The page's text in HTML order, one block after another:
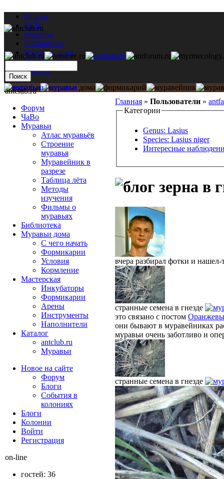
Форум
ЧаВо
Муравьи
Библиотека
Муравьи дома
Мастерская
Каталог
Главная » Пользователи »
Категории
Genus: Lasius
Species: Lasius niger
Интересные
зерна в
вчера разбирал фотки и
странные семена в гнезде
это связано с постом
они бывают в муравейниках
муравьи очень заботливо и
странные семена в гнезде
antclub.ru
Форум
ЧаВо
Муравьи
Атлас муравьёв
Строение
муравья
Муравейник в
разрезе
Таблица лёта
Методы
изучения
Фильмы о
муравьях
Библиотека
Муравьи дома
С чего начать
Формикарии
Условия
Кормление
Мастерская
Инкубаторы
Формикарии
Арены
Инструменты
Наполнители
Каталог
antclub.ru
Муравьи
Новое на сайте
Форум
Блоги
События в
колониях
Блоги
Колонии
Войти
Peгиcтpaция
on-line
гостей: 36